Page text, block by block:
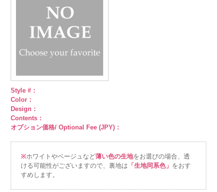
FairyRose
6000
Style #：
Color：
Design：
Contents：
オプション価格/ Optional Fee (JPY)：
※ホワイトやベージュなど薄い色の生地をお選びの場合、透
ける可能性がございますので、裏地は 「生地同系色」 をおす
すめします。